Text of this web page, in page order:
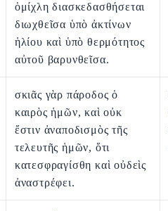
ὁμίχλη διασκεδασθήσεται
διωχθεῖσα ὑπὸ ἀκτίνων
ἡλίου καὶ ὑπὸ θερμότητος
αὐτοῦ βαρυνθεῖσα.
σκιᾶς γὰρ πάροδος ὁ
καιρὸς ἡμῶν, καὶ οὐκ
ἔστιν ἀναποδισμὸς τῆς
τελευτῆς ἡμῶν, ὅτι
κατεσφραγίσθη καὶ οὐδεὶς
ἀναστρέφει.